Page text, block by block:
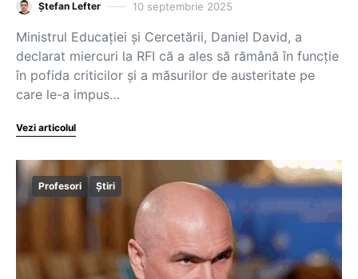
Ștefan Lefter 10 septembrie 2025
Ministrul Educației și Cercetării, Daniel David, a
declarat miercuri la RFI că a ales să rămână în funcție
în pofida criticilor și a măsurilor de austeritate pe
care le-a impus…
Vezi articolul
Profesori Știri